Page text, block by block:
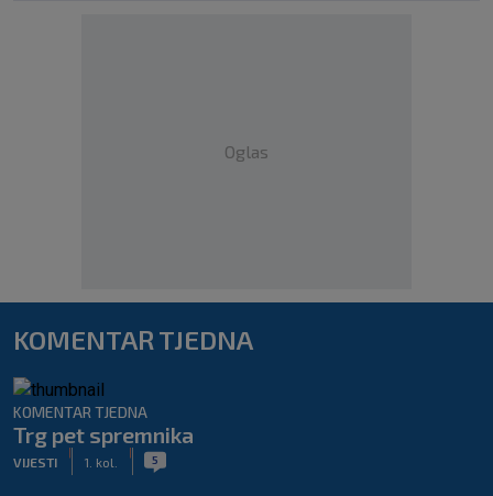
Oglas
KOMENTAR TJEDNA
KOMENTAR TJEDNA
Trg pet spremnika
VIJESTI 1. kol. 5